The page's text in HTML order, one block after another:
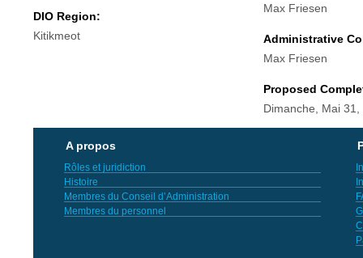
DIO Region:
Kitikmeot
Max Friesen
Administrative
Max Friesen
Proposed
Dimanche, Mai 31,
A propos
Rôles et juridiction
Histoire
Membres du Conseil d’Administration
Membres du personnel